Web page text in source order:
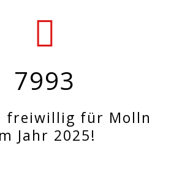
7993
freiwillig für Molln
Jahr 2025!